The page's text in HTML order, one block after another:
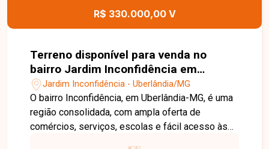
R$ 330.000,00 V
Terreno disponível para venda no
bairro Jardim Inconfidência em
Uberlândia MG
Jardim Inconfidência - Uberlândia/MG
O bairro Inconfidência, em Uberlândia-MG, é uma
região consolidada, com ampla oferta de
comércios, serviços, escolas e fácil acesso às